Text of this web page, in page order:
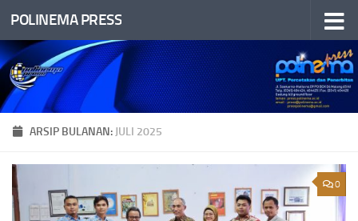
Skip to content
POLINEMA PRESS
ARSIP BULANAN: JULI 2025
0